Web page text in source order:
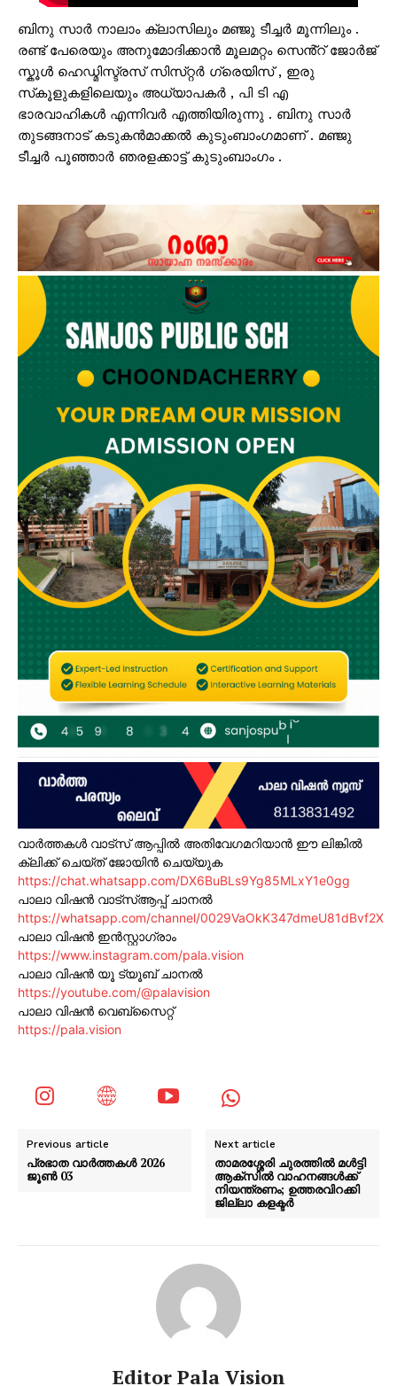
ബിനു സാർ നാലാം ക്ലാസിലും മഞ്ജു ടീച്ചർ മൂന്നിലും .
രണ്ട് പേരെയും അനുമോദിക്കാൻ മൂലമറ്റം സെൻ്റ് ജോർജ്
സ്കൂൾ ഹെഡ്മിസ്ട്രസ് സിസ്‌റ്റർ ഗ്രെയിസ് , ഇരു
സ്‌കൂളുകളിലെയും അധ്യാപകർ , പി ടി എ
ഭാരവാഹികൾ എന്നിവർ എത്തിയിരുന്നു . ബിനു സാർ
തുടങ്ങനാട് കടുകൻമാക്കൽ കുടുംബാംഗമാണ് . മഞ്ജു
ടീച്ചർ പൂഞ്ഞാർ ഞരളക്കാട്ട് കുടുംബാംഗം .
വാർത്തകൾ വാട്സ് ആപ്പിൽ അതിവേഗമറിയാൻ ഈ ലിങ്കിൽ
ക്ലിക്ക് ചെയ്ത് ജോയിൻ ചെയ്യുക
https://chat.whatsapp.com/DX6BuBLs9Yg85MLxY1e0gg
പാലാ വിഷൻ വാട്സ്ആപ്പ് ചാനൽ
https://whatsapp.com/channel/0029VaOkK347dmeU81dBvf2X
പാലാ വിഷൻ ഇൻസ്റ്റാഗ്രാം
https://www.instagram.com/pala.vision
പാലാ വിഷൻ യൂ ട്യൂബ് ചാനൽ
https://youtube.com/@palavision
പാലാ വിഷൻ വെബ്സൈറ്റ്
https://pala.vision
Previous article
പ്രഭാത വാർത്തകൾ 2026
ജൂൺ 03
Next article
താമരശ്ശേരി ചുരത്തിൽ മൾട്ടി
ആക്‌സിൽ വാഹനങ്ങൾക്ക്
നിയന്ത്രണം; ഉത്തരവിറക്കി
ജില്ലാ കളക്ടർ
Editor Pala Vision